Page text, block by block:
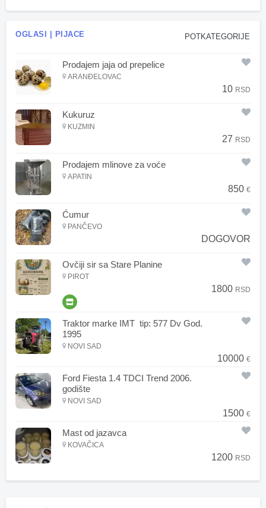
POTKATEGORIJE
OGLASI | PIJACE
Prodajem jaja od prepelice
ARANĐELOVAC
10 RSD
Kukuruz
KUZMIN
27 RSD
Prodajem mlinove za voće
APATIN
850 €
Ćumur
PANČEVO
DOGOVOR
Ovčiji sir sa Stare Planine
PIROT
1800 RSD
Traktor marke IMT tip: 577 Dv God.
1995
NOVI SAD
10000 €
Ford Fiesta 1.4 TDCI Trend 2006.
godište
NOVI SAD
1500 €
Mast od jazavca
KOVAČICA
1200 RSD